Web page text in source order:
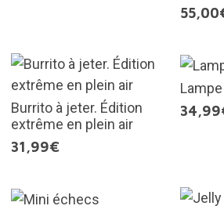
Burrito à jeter. Édition
extrême en plein air
31,99€